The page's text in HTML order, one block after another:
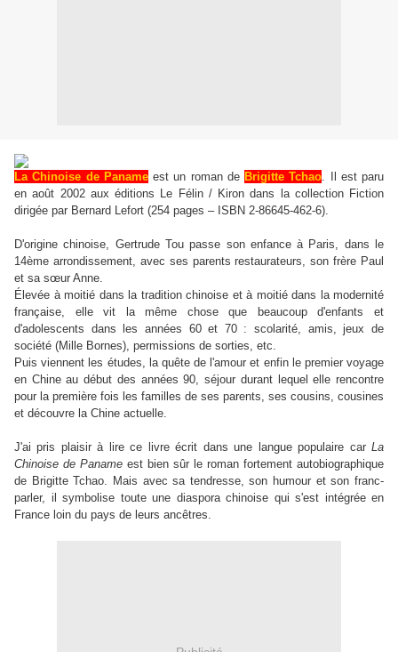
La Chinoise de Panameest un roman de Brigitte Tchao. Il est paru
en août 2002 aux éditions Le Félin / Kiron dans la collection Fiction
dirigée par Bernard Lefort (254 pages – ISBN 2-86645-462-6).
D'origine chinoise, Gertrude Tou passe son enfance à Paris, dans le
14ème arrondissement, avec ses parents restaurateurs, son frère Paul
et sa sœur Anne.
Élevée à moitié dans la tradition chinoise et à moitié dans la modernité
française, elle vit la même chose que beaucoup d'enfants et
d'adolescents dans les années 60 et 70 : scolarité, amis, jeux de
société (Mille Bornes), permissions de sorties, etc.
Puis viennent les études, la quête de l'amour et enfin le premier voyage
en Chine au début des années 90, séjour durant lequel elle rencontre
pour la première fois les familles de ses parents, ses cousins, cousines
et découvre la Chine actuelle.
J'ai pris plaisir à lire ce livre écrit dans une langue populaire car La
Chinoise de Paname est bien sûr le roman fortement autobiographique
de Brigitte Tchao. Mais avec sa tendresse, son humour et son franc-
parler, il symbolise toute une diaspora chinoise qui s'est intégrée en
France loin du pays de leurs ancêtres.